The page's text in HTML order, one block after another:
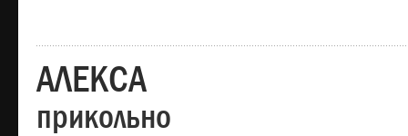
АЛЕКСА
прикольно